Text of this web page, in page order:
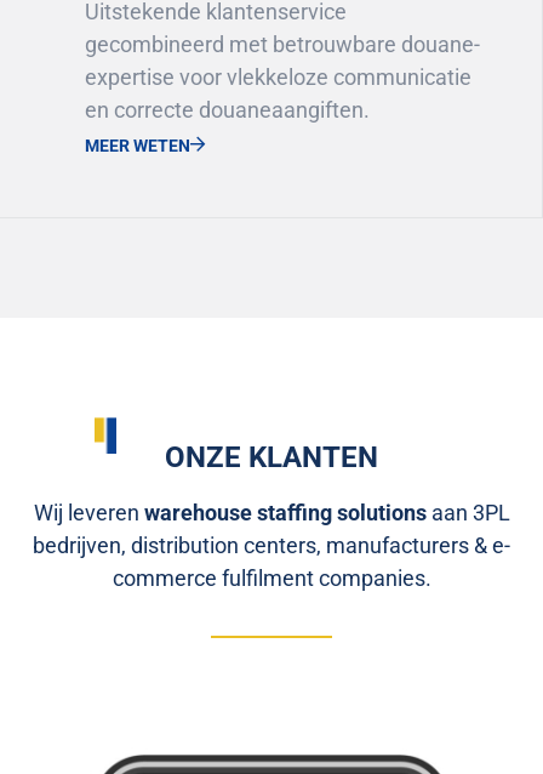
Uitstekende klantenservice
gecombineerd met betrouwbare douane-
expertise voor vlekkeloze communicatie
en correcte douaneaangiften.
MEER WETEN
ONZE KLANTEN
Wij leveren warehouse staffing solutionsaan 3PL
bedrijven, distribution centers, manufacturers & e-
commerce fulfilment companies.